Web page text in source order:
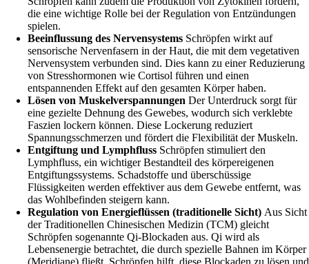
die eine wichtige Rolle bei der Regulation von Entzündungen
spielen.
Beeinflussung des Nervensystems Schröpfen wirkt auf
sensorische Nervenfasern in der Haut, die mit dem vegetativen
Nervensystem verbunden sind. Dies kann zu einer Reduzierung
von Stresshormonen wie Cortisol führen und einen
entspannenden Effekt auf den gesamten Körper haben.
Lösen von Muskelverspannungen Der Unterdruck sorgt für
eine gezielte Dehnung des Gewebes, wodurch sich verklebte
Faszien lockern können. Diese Lockerung reduziert
Spannungsschmerzen und fördert die Flexibilität der Muskeln.
Entgiftung und Lymphfluss Schröpfen stimuliert den
Lymphfluss, ein wichtiger Bestandteil des körpereigenen
Entgiftungssystems. Schadstoffe und überschüssige
Flüssigkeiten werden effektiver aus dem Gewebe entfernt, was
das Wohlbefinden steigern kann.
Regulation von Energieflüssen (traditionelle Sicht) Aus Sicht
der Traditionellen Chinesischen Medizin (TCM) gleicht
Schröpfen sogenannte Qi-Blockaden aus. Qi wird als
Lebensenergie betrachtet, die durch spezielle Bahnen im Körper